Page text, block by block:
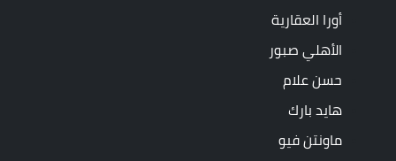
أورا العقارية
الأهلي صبور
حسن علام
هايد بارك
ماونتن فيو